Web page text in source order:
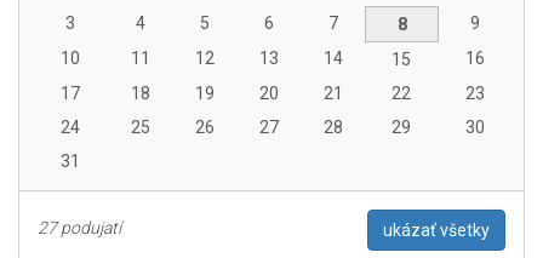
3
4 5 6 7 8
9
10
11 12 13 14 15
16
17
18 19 20 21 22
23
24
25 26 27 28 29
30
31
27 podujatí ukázať všetky